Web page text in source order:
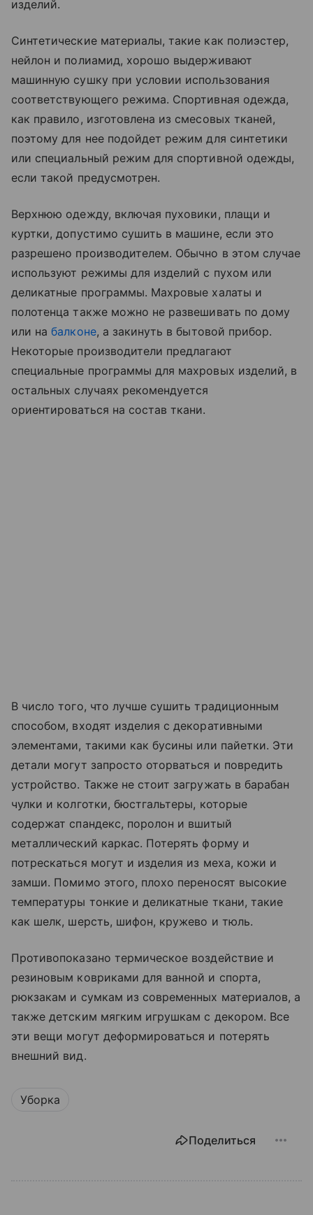
изделий.
Синтетические материалы, такие как полиэстер,
нейлон и полиамид, хорошо выдерживают
машинную сушку при условии использования
соответствующего режима. Спортивная одежда,
как правило, изготовлена из смесовых тканей,
поэтому для нее подойдет режим для синтетики
или специальный режим для спортивной одежды,
если такой предусмотрен.
Верхнюю одежду, включая пуховики, плащи и
куртки, допустимо сушить в машине, если это
разрешено производителем. Обычно в этом случае
используют режимы для изделий с пухом или
деликатные программы. Махровые халаты и
полотенца также можно не развешивать по дому
или набалконе, а закинуть в бытовой прибор.
Некоторые производители предлагают
специальные программы для махровых изделий, в
остальных случаях рекомендуется
ориентироваться на состав ткани.
В число того, что лучше сушить традиционным
способом, входят изделия с декоративными
элементами, такими как бусины или пайетки. Эти
детали могут запросто оторваться и повредить
устройство. Также не стоит загружать в барабан
чулки и колготки, бюстгальтеры, которые
содержат спандекс, поролон и вшитый
металлический каркас. Потерять форму и
потрескаться могут и изделия из меха, кожи и
замши. Помимо этого, плохо переносят высокие
температуры тонкие и деликатные ткани, такие
как шелк, шерсть, шифон, кружево и тюль.
Противопоказано термическое воздействие и
резиновым ковриками для ванной и спорта,
рюкзакам и сумкам из современных материалов, а
также детским мягким игрушкам с декором. Все
эти вещи могут деформироваться и потерять
внешний вид.
Уборка
Поделиться